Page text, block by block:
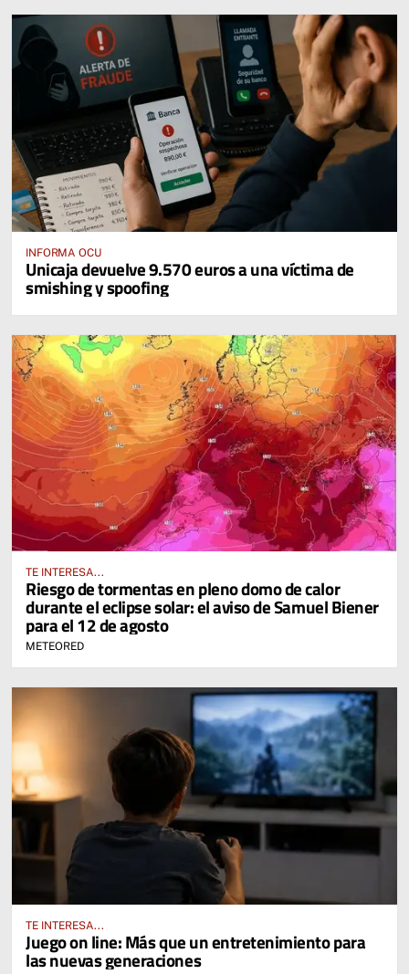
INFORMA OCU
Unicaja devuelve 9.570 euros a una víctima de
smishing y spoofing
TE INTERESA...
Riesgo de tormentas en pleno domo de calor
durante el eclipse solar: el aviso de Samuel Biener
para el 12 de agosto
METEORED
TE INTERESA...
Juego on line: Más que un entretenimiento para
las nuevas generaciones